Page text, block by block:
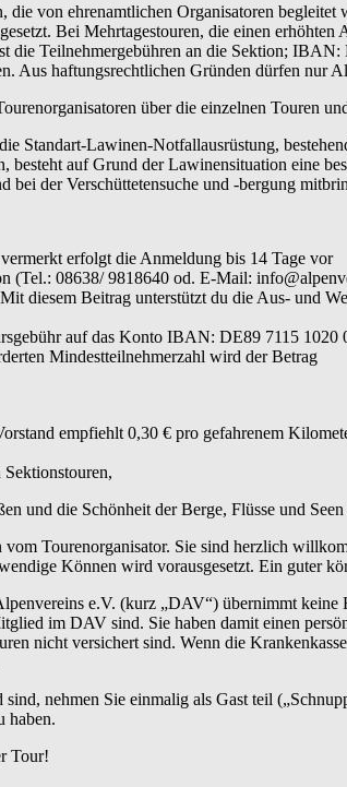
von ehrenamtlichen Organisatoren
Bei Mehrtagestouren, die einen
die Teilnehmergebühren an die Sektion;
Aus haftungsrechtlichen Gründen dürfen nur
über die einzelnen Touren
Standart-Lawinen-Notfallausrüstung,
besteht auf Grund der Lawinensituation eine
bei der Verschüttetensuche und -bergung
erfolgt die Anmeldung bis 14 Tage vor
(Tel.: 08638/ 9818640 od. E-Mail:
diesem Beitrag unterstützt du die Aus- und
auf das Konto IBAN: DE89 7115 1020
Mindestteilnehmerzahl wird der Betrag
empfiehlt 0,30 € pro gefahrenem
und die Schönheit der Berge, Flüsse und
Tourenorganisator. Sie sind herzlich
Können wird vorausgesetzt. Ein guter
e.V. (kurz „DAV“) übernimmt
im DAV sind. Sie haben damit einen
nicht versichert sind. Wenn die
nehmen Sie einmalig als Gast teil
haben.
Tour!